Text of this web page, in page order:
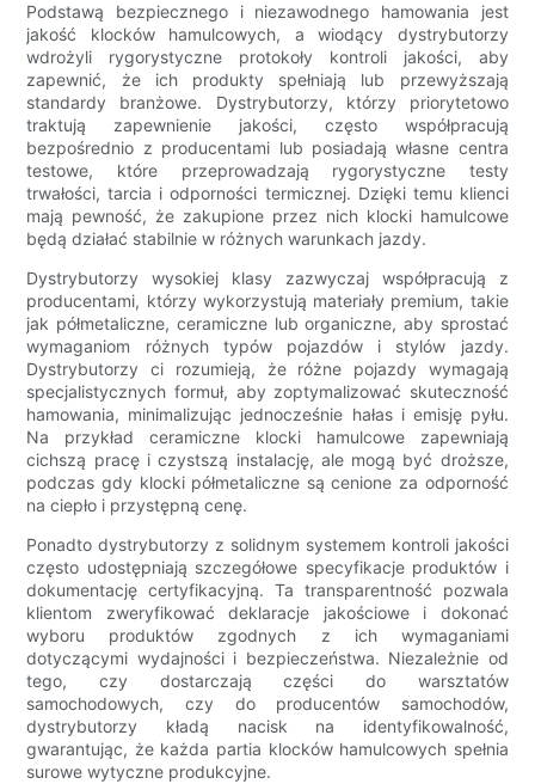
Podstawą bezpiecznego i niezawodnego hamowania jest
jakość klocków hamulcowych, a wiodący dystrybutorzy
wdrożyli rygorystyczne protokoły kontroli jakości, aby
zapewnić, że ich produkty spełniają lub przewyższają
standardy branżowe. Dystrybutorzy, którzy priorytetowo
traktują zapewnienie jakości, często współpracują
bezpośrednio z producentami lub posiadają własne centra
testowe, które przeprowadzają rygorystyczne testy
trwałości, tarcia i odporności termicznej. Dzięki temu klienci
mają pewność, że zakupione przez nich klocki hamulcowe
będą działać stabilnie w różnych warunkach jazdy.
Dystrybutorzy wysokiej klasy zazwyczaj współpracują z
producentami, którzy wykorzystują materiały premium, takie
jak półmetaliczne, ceramiczne lub organiczne, aby sprostać
wymaganiom różnych typów pojazdów i stylów jazdy.
Dystrybutorzy ci rozumieją, że różne pojazdy wymagają
specjalistycznych formuł, aby zoptymalizować skuteczność
hamowania, minimalizując jednocześnie hałas i emisję pyłu.
Na przykład ceramiczne klocki hamulcowe zapewniają
cichszą pracę i czystszą instalację, ale mogą być droższe,
podczas gdy klocki półmetaliczne są cenione za odporność
na ciepło i przystępną cenę.
Ponadto dystrybutorzy z solidnym systemem kontroli jakości
często udostępniają szczegółowe specyfikacje produktów i
dokumentację certyfikacyjną. Ta transparentność pozwala
klientom zweryfikować deklaracje jakościowe i dokonać
wyboru produktów zgodnych z ich wymaganiami
dotyczącymi wydajności i bezpieczeństwa. Niezależnie od
tego, czy dostarczają części do warsztatów
samochodowych, czy do producentów samochodów,
dystrybutorzy kładą nacisk na identyfikowalność,
gwarantując, że każda partia klocków hamulcowych spełnia
surowe wytyczne produkcyjne.